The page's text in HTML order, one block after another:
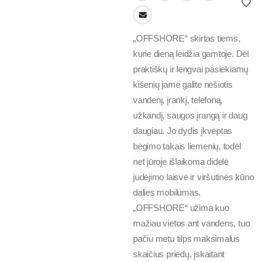
„OFFSHORE“ skirtas tiems,
kurie dieną leidžia gamtoje. Dėl
praktiškų ir lengvai pasiekiamų
kišenių jame galite nešiotis
vandenį, įrankį, telefoną,
užkandį, saugos įrangą ir daug
daugiau. Jo dydis įkvėptas
bėgimo takais liemenių, todėl
net jūroje išlaikoma didelė
judėjimo laisvė ir viršutinės kūno
dalies mobilumas.
„OFFSHORE“ užima kuo
mažiau vietos ant vandens, tuo
pačiu metu tilps maksimalus
skaičius priedų, įskaitant